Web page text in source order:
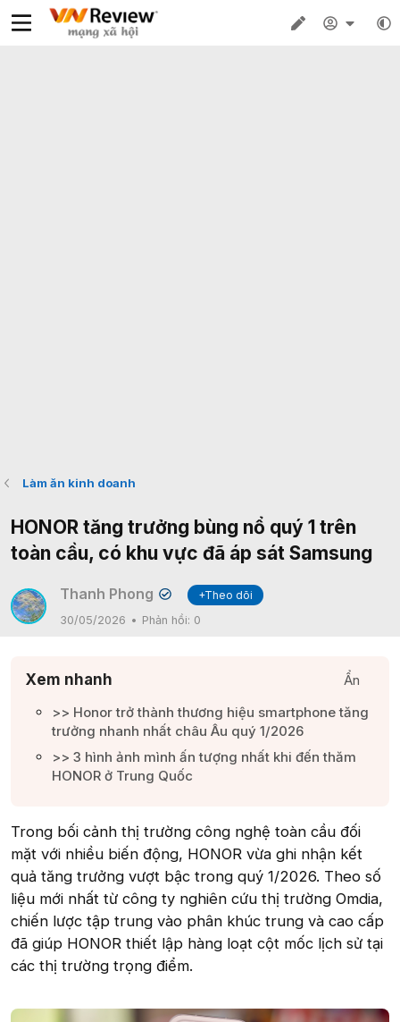
Làm ăn kinh doanh
HONOR tăng trưởng bùng nổ quý 1 trên
toàn cầu, có khu vực đã áp sát Samsung
Thanh Phong ✔
+Theo dõi
30/05/2026
Phản hồi: 0
Xem nhanh
Ẩn
>> Honor trở thành thương hiệu smartphone tăng
trưởng nhanh nhất châu Âu quý 1/2026​
>> 3 hình ảnh mình ấn tượng nhất khi đến thăm
HONOR ở Trung Quốc​
Trong bối cảnh thị trường công nghệ toàn cầu đối
mặt với nhiều biến động, HONOR vừa ghi nhận kết
quả tăng trưởng vượt bậc trong quý 1/2026. Theo số
liệu mới nhất từ công ty nghiên cứu thị trường Omdia,
chiến lược tập trung vào phân khúc trung và cao cấp
đã giúp HONOR thiết lập hàng loạt cột mốc lịch sử tại
các thị trường trọng điểm.